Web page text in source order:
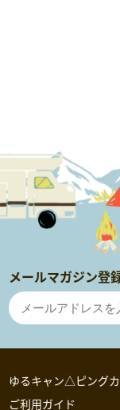
メールマガジン登
ゆるキャン△ピング
ご利用ガイド